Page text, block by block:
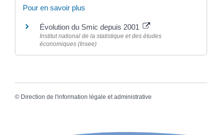
Pour en savoir plus
Évolution du Smic depuis 2001
Institut national de la statistique et des études
économiques (Insee)
© Direction de l'information légale et administrative